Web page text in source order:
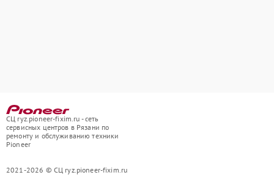
СЦ ryz.pioneer-fixim.ru - сеть
сервисных центров в Рязани по
ремонту и обслуживанию техники
Pioneer
2021-2026 © СЦ ryz.pioneer-fixim.ru